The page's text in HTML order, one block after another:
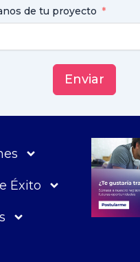
de tu proyecto
Enviar
Éxito